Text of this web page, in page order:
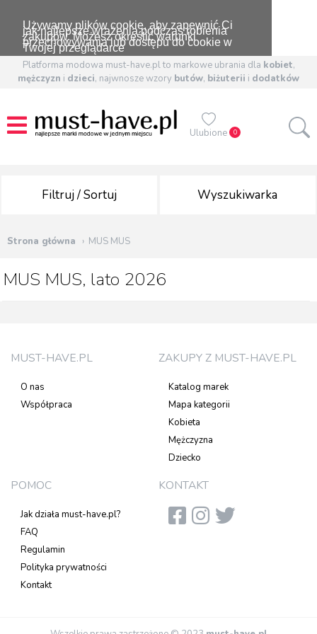
Używamy plików cookie, aby zapewnić Ci
jak najlepsze wrażenia podczas robienia
zakupów. Możesz określić warunki
przechowywania lub dostępu do cookie w
Twojej przeglądarce
Platforma modowa must-have.pl to markowe ubrania dla kobiet,
mężczyzn i dzieci, najwnosze wzory butów, biżuterii i dodatków
Ulubione 0
Filtruj / Sortuj Wyszukiwarka
Strona główna MUS MUS
MUS MUS, lato 2026
MUST-HAVE.PL
O nas
Współpraca
ZAKUPY Z MUST-HAVE.PL
Katalog marek
Mapa kategorii
Kobieta
Mężczyzna
Dziecko
POMOC
Jak działa must-have.pl?
FAQ
Regulamin
Polityka prywatności
Kontakt
KONTAKT